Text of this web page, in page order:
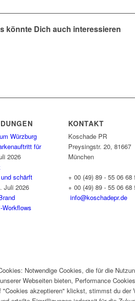
könnte Dich auch interessieren
Würzburg
für
2026
schärft
Juli 2026
Workflows
KONTAKT
Koschade PR
Preysingstr. 20, 81667
München
+ 00 (49) 89 - 55 06 68
+ 00 (49) 89 - 55 06 68
info@koschadepr.de
Notwendige Cookies, die für die
Webseiten bieten, Performance
akzeptieren" klickst, stimmst du der